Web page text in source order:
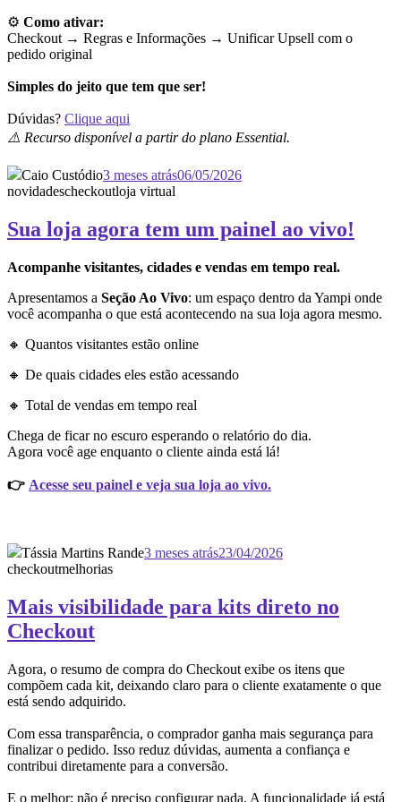
⚙️ Como ativar:
Checkout → Regras e Informações → Unificar Upsell com o
pedido original
Simples do jeito que tem que ser!
Dúvidas? Clique aqui
⚠️ Recurso disponível a partir do plano Essential.
Caio Custódio3 meses atrás06/05/2026
novidadescheckoutloja virtual
Sua loja agora tem um painel ao vivo!
Acompanhe visitantes, cidades e vendas em tempo real.
Apresentamos a Seção Ao Vivo: um espaço dentro da Yampi onde
você acompanha o que está acontecendo na sua loja agora mesmo.
🔸 Quantos visitantes estão online
🔸 De quais cidades eles estão acessando
🔸 Total de vendas em tempo real
Chega de ficar no escuro esperando o relatório do dia.
Agora você age enquanto o cliente ainda está lá!
👉 Acesse seu painel e veja sua loja ao vivo.
Tássia Martins Rande3 meses atrás23/04/2026
checkoutmelhorias
Mais visibilidade para kits direto no
Checkout
Agora, o resumo de compra do Checkout exibe os itens que
compõem cada kit, deixando claro para o cliente exatamente o que
está sendo adquirido.
Com essa transparência, o comprador ganha mais segurança para
finalizar o pedido. Isso reduz dúvidas, aumenta a confiança e
contribui diretamente para a conversão.
E o melhor: não é preciso configurar nada. A funcionalidade já está